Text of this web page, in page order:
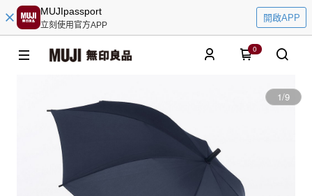
MUJIpassport
立刻使用官方APP
開啟APP
0
1/9